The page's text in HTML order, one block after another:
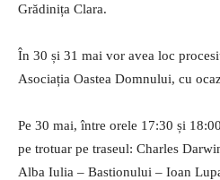
Grădinița Clara.
În 30 și 31 mai vor avea loc
Asociația Oastea Domnului, cu
Pe 30 mai, între orele 17:30 și
pe trotuar pe traseul: Charles
Alba Iulia – Bastionului – Ioan